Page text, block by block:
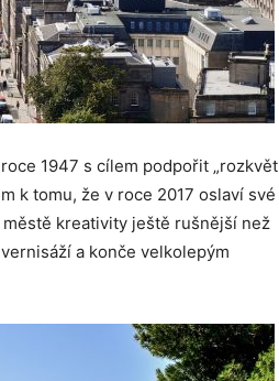
1947 s cílem podpořit „rozkvět
k tomu, že v roce 2017 oslaví své
kreativity ještě rušnější než
a konče velkolepým